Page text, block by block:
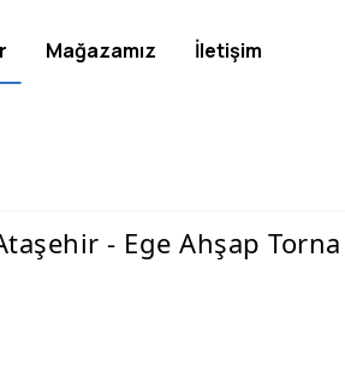
- Ege Ahşap Torna
Mağazamız İletişim